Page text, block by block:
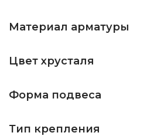
Материал арматуры
Цвет хрусталя
Форма подвеса
Тип крепления